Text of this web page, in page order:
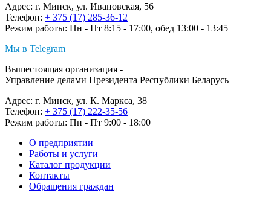
Адрес: г. Минск, ул. Ивановская, 56
Телефон: + 375 (17) 285-36-12
Режим работы: Пн - Пт 8:15 - 17:00, обед 13:00 - 13:45
Мы в Telegram
Вышестоящая организация -
Управление делами Президента Республики Беларусь
Адрес: г. Минск, ул. К. Маркса, 38
Телефон: + 375 (17) 222-35-56
Режим работы: Пн - Пт 9:00 - 18:00
О предприятии
Работы и услуги
Каталог продукции
Контакты
Обращения граждан